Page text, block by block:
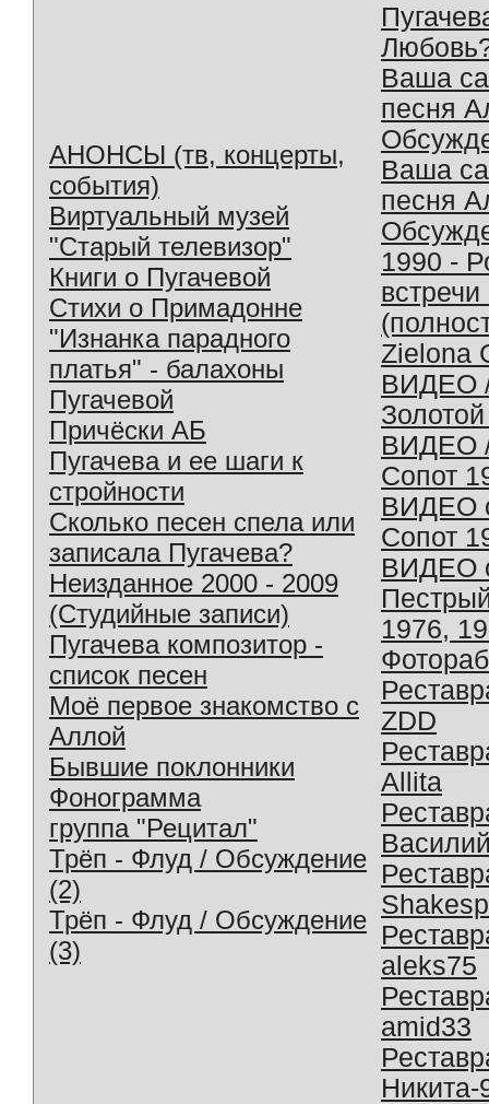
АНОНСЫ (тв, концерты,
события)
Виртуальный музей
"Старый телевизор"
Книги о Пугачевой
Стихи о Примадонне
"Изнанка парадного
платья" - балахоны
Пугачевой
Причёски АБ
Пугачева и ее шаги к
стройности
Сколько песен спела или
записала Пугачева?
Неизданное 2000 - 2009
(Студийные записи)
Пугачева композитор -
список песен
Моё первое знакомство с
Аллой
Бывшие поклонники
Фонограмма
группа "Рецитал"
Трёп - Флуд / Обсуждение
(2)
Трёп - Флуд / Обсуждение
(3)
Ваша
песня
Ваша
песня
1990 -
Zielona
ВИДЕО
ВИДЕО
Сопот
ВИДЕО
Сопот
ВИДЕО
1976,
ZDD
Allita
aleks75
amid33
Никита-